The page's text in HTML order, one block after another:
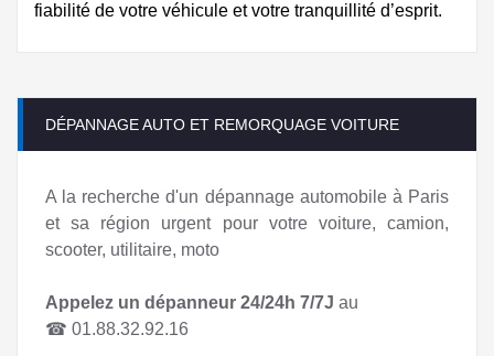
fiabilité de votre véhicule et votre tranquillité d’esprit.
DÉPANNAGE AUTO ET REMORQUAGE VOITURE
A la recherche d'un dépannage automobile à Paris
et sa région urgent pour votre voiture, camion,
scooter, utilitaire, moto
Appelez un dépanneur 24/24h 7/7J au
☎︎ 01.88.32.92.16